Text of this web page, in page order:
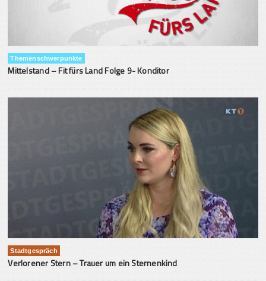
Themenschwerpunkte
Mittelstand – Fit fürs Land Folge 9- Konditor
Stadtgespräch
Verlorener Stern – Trauer um ein Sternenkind